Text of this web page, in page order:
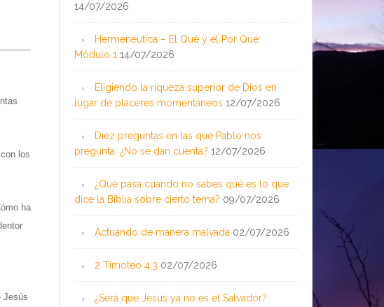
los
ha
Jesús
14/07/2026
Hermenéutica – El Qué y el Por Qué:
Módulo 1 14/07/2026
Eligiendo la riqueza superior de Dios en
lugar de placeres momentáneos 12/07/2026
Diez preguntas en las que Pablo nos
pregunta: ¿No se dan cuenta? 12/07/2026
¿Qué pasa cuando no sabes qué es lo que
dice la Biblia sobre cierto tema? 09/07/2026
Actuando de manera malvada 02/07/2026
2 Timoteo 4:3 02/07/2026
¿Será que Jesús ya no es el Salvador?